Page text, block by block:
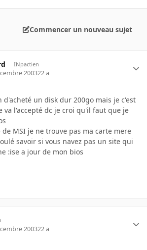
Commencer un nouveau sujet
INpactien
200322 a
d'acheté un disk dur 200go mais je c'est
va l'accepté dc je croi qu'il faut que je
MSI je ne trouve pas ma carte mere
savoir si vous navez pas un site qui
:ise a jour de mon bios
200322 a